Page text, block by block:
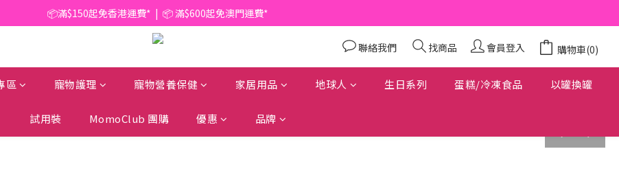
📦滿$150起免香港運費*  |  📦 滿$600起免澳門運費*
📦滿$150起免香港運費*  |  📦 滿$600起免澳門運費*
🥫 罐頭優惠 | 任選* 6件 即減 $6 |  任選* 24件 即減 $30 🥫 (按此了解更多)
聯絡我們 找商品 會員登入 購物車(0)
區 寵物護理 寵物營養保健 家居用品 地球人 生日系列 蛋糕/冷凍食品 以罐換罐
試用裝 MomoClub 團購 優惠 品牌